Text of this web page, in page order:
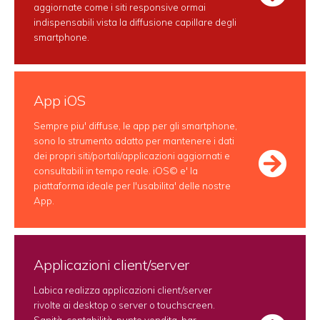
aggiornate come i siti responsive ormai
indispensabili vista la diffusione capillare degli
smartphone.
App iOS
Sempre piu' diffuse, le app per gli smartphone,
sono lo strumento adatto per mantenere i dati
dei propri siti/portali/applicazioni aggiornati e
consultabili in tempo reale. iOS© e' la
piattaforma ideale per l'usabilita' delle nostre
App.
Applicazioni client/server
Labica realizza applicazioni client/server
rivolte ai desktop o server o touchscreen.